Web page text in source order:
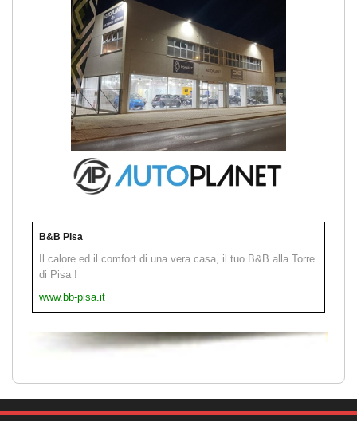
B&B Pisa
Il calore ed il comfort di una vera casa, il tuo B&B alla Torre
di Pisa !
www.bb-pisa.it